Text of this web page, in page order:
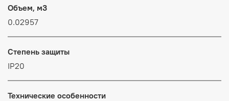
Объем, м3
0.02957
Степень защиты
IP20
Технические особенности